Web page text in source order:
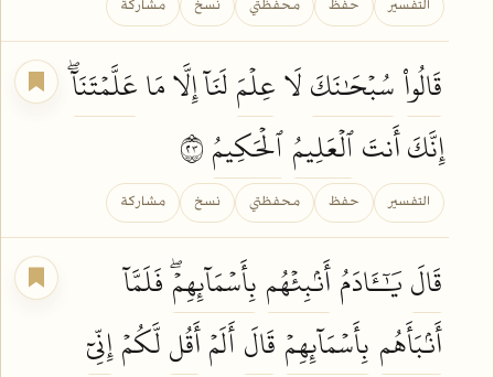
التفسير حفظ محفظتي نسخ مشاركة
قَالُواْ سُبۡحَٰنَكَلَاعِلۡمَلَنَآ إِلَّا مَاعَلَّمۡتَنَآۖ
إِنَّكَ أَنتَٱلۡعَلِيمُٱلۡحَكِيمُ
التفسير حفظ محفظتي نسخ مشاركة
قَالَيَٰٓـَٔادَمُأَنۢبِئۡهُم بِأَسۡمَآئِهِمۡۖفَلَمَّآ
أَنۢبَأَهُم بِأَسۡمَآئِهِمۡ قَالَأَلَمۡأَقُللَّكُمۡإِنِّيٓ